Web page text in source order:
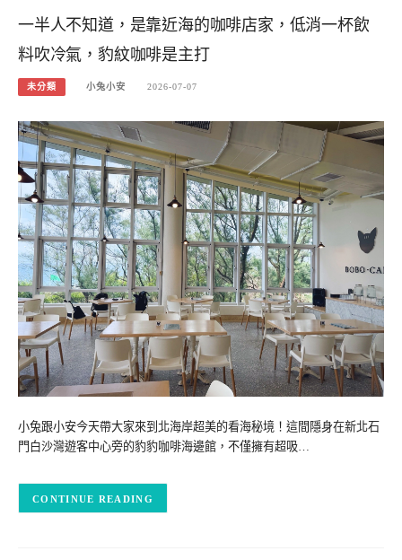
一半人不知道，是靠近海的咖啡店家，低消一杯飲
料吹冷氣，豹紋咖啡是主打
未分類 小兔小安 2026-07-07
小兔跟小安今天帶大家來到北海岸超美的看海秘境！這間隱身在新北石
門白沙灣遊客中心旁的豹豹咖啡海邊館，不僅擁有超吸…
CONTINUE READING